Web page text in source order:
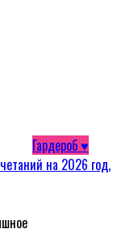
Гардероб ♥
на 2026 год,